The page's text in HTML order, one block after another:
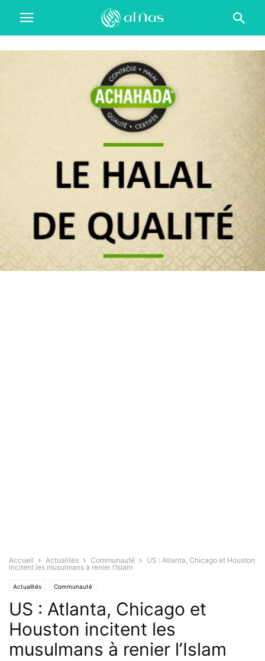
Accueil Actualités Communauté
US : Atlanta, Chicago et Houston
incitent les musulmans à renier l’Islam
Actualités Communauté
US : Atlanta, Chicago et
Houston incitent les
musulmans à renier l’Islam